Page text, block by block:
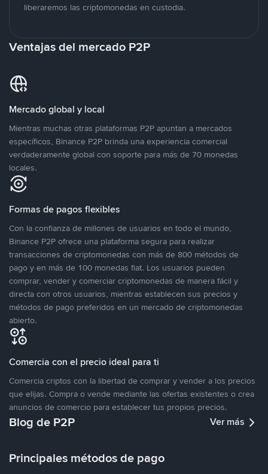
liberaremos las criptomonedas en custodia.
Ventajas del mercado P2P
Mercado global y local
Mientras muchas otras plataformas P2P apuntan a mercados
específicos, Binance P2P brinda una experiencia comercial
verdaderamente global con soporte para más de 70 monedas
locales.
Formas de pagos flexibles
Con la confianza de millones de usuarios en todo el mundo,
Binance P2P ofrece una plataforma segura para realizar
transacciones de criptomonedas con más de 800 métodos de
pago y en más de 100 monedas fiat. Los usuarios pueden
comprar, vender y comerciar criptomonedas de manera fácil y
directa con otros usuarios, mientras establecen sus precios y
métodos de pago preferidos en un mercado de criptomonedas
abierto.
Comercia con el precio ideal para ti
Comercia criptos con la libertad de comprar y vender a los precios
que elijas. Compra o vende mediante las ofertas existentes o crea
anuncios de comercio para establecer tus propios precios.
Blog de P2P Ver más
Principales métodos de pago